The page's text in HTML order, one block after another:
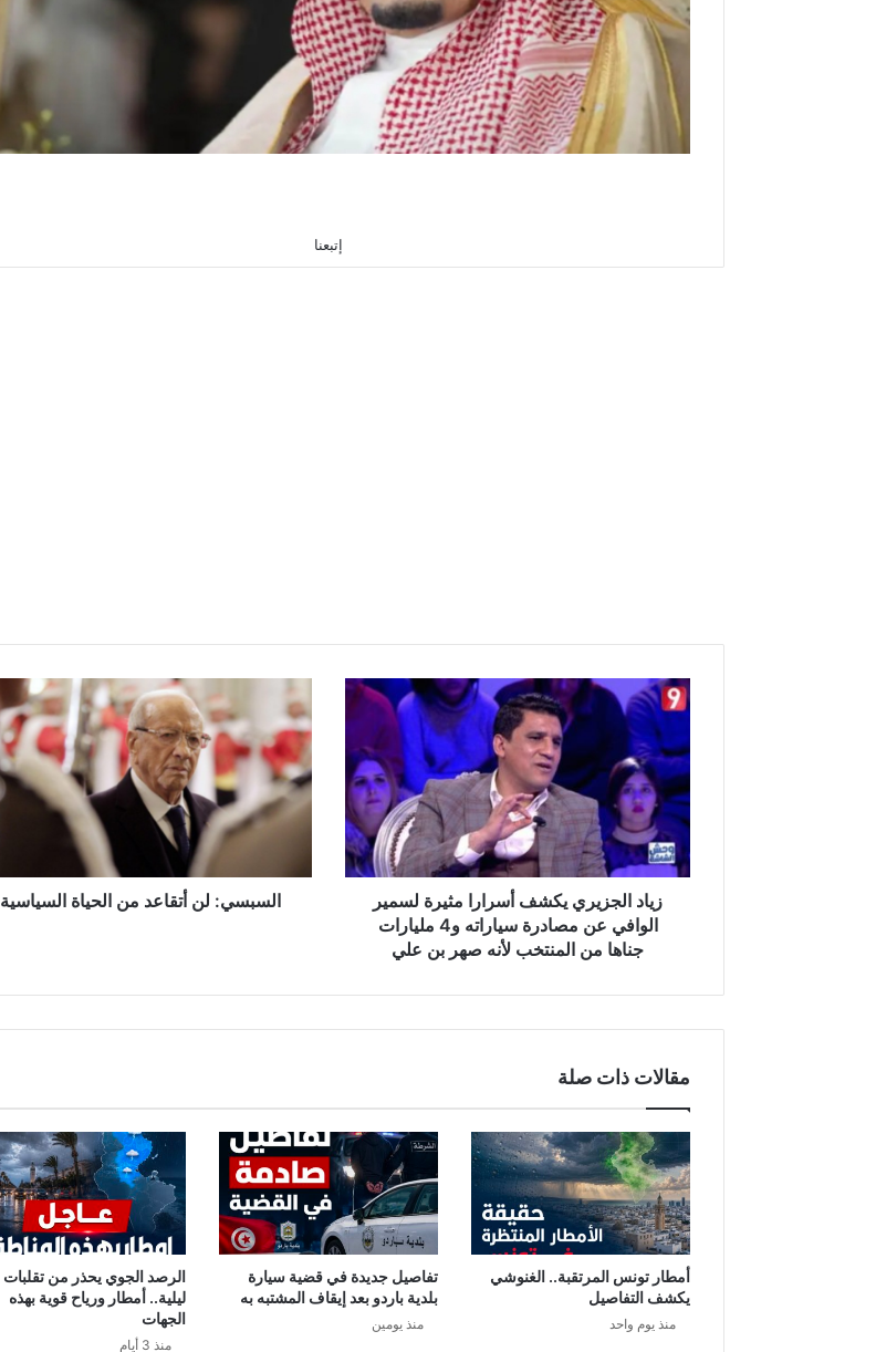
إتبعنا
ز
ي
د
ا
ل
ج
ز
ي
ش
ر
ا
ر
م
ث
ي
ر
ة
زياد الجزيري يكشف أسرارا مثيرة لسمير
الوافي عن مصادرة سياراته و4 مليارات
جناها من المنتخب لأنه صهر بن علي
ل
س
س
ي
ن
ع
ل
ح
ي
ا
ا
ل
السبسي: لن أتقاعد من الحياة السياسية
مقالات ذات صلة
أمطار تونس المرتقبة.. الغنوشي
يكشف التفاصيل
منذ يوم واحد
تفاصيل جديدة في قضية سيارة
بلدية باردو بعد إيقاف المشتبه به
منذ يومين
الرصد الجوي يحذر من تقلبات
ليلية.. أمطار ورياح قوية بهذه
الجهات
منذ 3 أيام